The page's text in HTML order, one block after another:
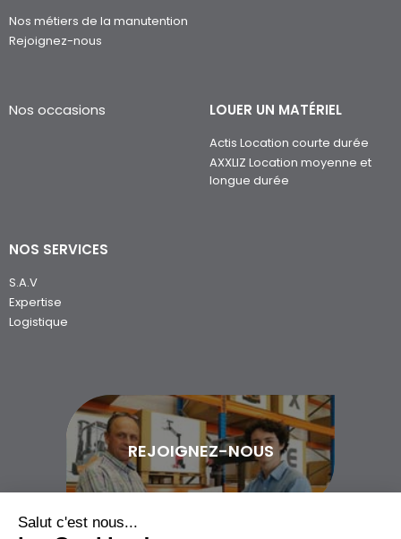
Nos métiers de la manutention
Rejoignez-nous
Nos occasions LOUER UN MATÉRIEL
Actis Location courte durée
AXXLIZ Location moyenne et
longue durée
NOS SERVICES
S.A.V
Expertise
Logistique
REJOIGNEZ-NOUS
Salut c'est nous...